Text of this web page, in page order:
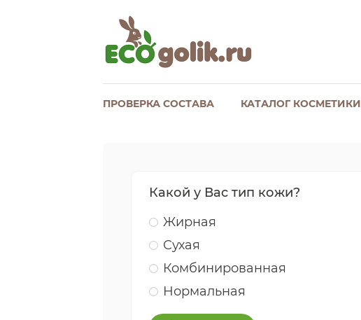
ПРОВЕРКА СОСТАВА КАТАЛОГ КОСМЕТИКИ
Какой у Вас тип кожи?
Жирная
Сухая
Комбинированная
Нормальная